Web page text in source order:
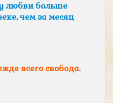
любви больше
чем за месяц
всего свобода.